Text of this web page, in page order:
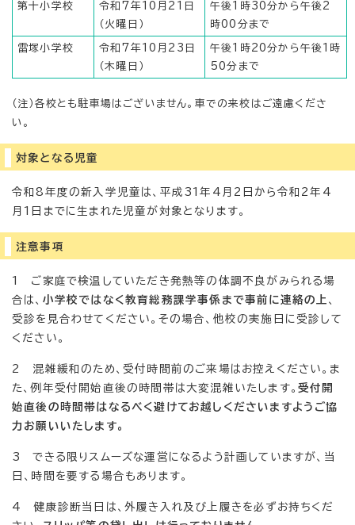
第十小学校
令和7年10月21日
（火曜日）
午後1時30分から午後2
時00分まで
雷塚小学校
令和7年10月23日
（木曜日）
午後1時20分から午後1時
50分まで
（注）各校とも駐車場はございません。車での来校はご遠慮くださ
い。
対象となる児童
令和8年度の新入学児童は、平成31年4月2日から令和2年4
月1日までに生まれた児童が対象となります。
注意事項
1 ご家庭で検温していただき発熱等の体調不良がみられる場
合は、 小学校ではなく教育総務課学事係まで事前に連絡の上 、
受診を見合わせてください。その場合、他校の実施日に受診して
ください。
2 混雑緩和のため、受付時間前のご来場はお控えください。ま
た、例年受付開始直後の時間帯は大変混雑いたします。 受付開
始直後の時間帯はなるべく避けてお越しくださいますようご協
力お願いいたします。
3 できる限りスムーズな運営になるよう計画していますが、当
日、時間を要する場合もあります。
4 健康診断当日は、外履き入れ及び上履きを必ずお持ちくだ